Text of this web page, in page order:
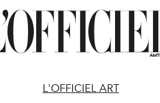
L'OFFICIEL ART